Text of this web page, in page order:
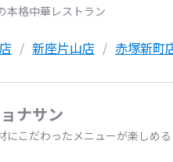
本格中華レストラン
新座片山店 赤塚新町
ナサン
にこだわったメニューが楽しめ